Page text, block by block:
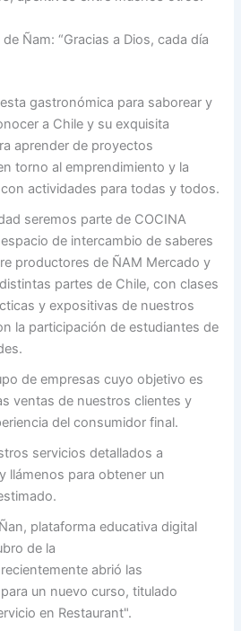
Ñam: “Gracias a Dios, cada día
gastronómica para saborear y
a Chile y su exquisita
aprender de proyectos
torno al emprendimiento y la
actividades para todas y todos.
seremos parte de COCINA
espacio de intercambio de saberes
productores de ÑAM Mercado y
partes de Chile, con clases
y expositivas de nuestros
la participación de estudiantes de
de empresas cuyo objetivo es
ventas de nuestros clientes y
del consumidor final.
servicios detallados a
llámenos para obtener un
plataforma educativa digital
de la
abrió las
un nuevo curso, titulado
en Restaurant".